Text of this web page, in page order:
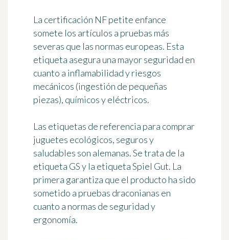
La certificación NF petite enfance
somete los artículos a pruebas más
severas que las normas europeas. Esta
etiqueta asegura una mayor seguridad en
cuanto a inflamabilidad y riesgos
mecánicos (ingestión de pequeñas
piezas), químicos y eléctricos.
Las etiquetas de referencia para comprar
juguetes ecológicos, seguros y
saludables son alemanas. Se trata de la
etiqueta GSy la etiquetaSpiel Gut. La
primera garantiza que el producto ha sido
sometido a pruebas draconianas en
cuanto a normas de seguridad y
ergonomía.